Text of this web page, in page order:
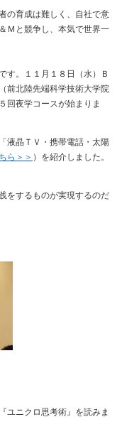
の育成は難しく、自社で意
Ｍと競争し、本気で世界一
す。１１月１８日（水）Ｂ
前北陸先端科学技術大学院
回夜学コースが始まりま
液晶ＴＶ・携帯電話・太陽
ら＞＞ ）を紹介しました。
をするものが実現するのだ
ユニクロ思考術』を読みま